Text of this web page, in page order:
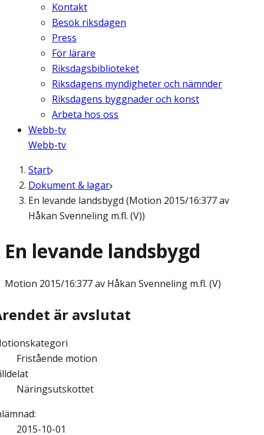
Kontakt
Besök riksdagen
Press
För lärare
Riksdagsbiblioteket
Riksdagens myndigheter och nämnder
Riksdagens byggnader och konst
Arbeta hos oss
Webb-tv
Webb-tv
Start
Dokument & lagar
En levande landsbygd (Motion 2015/16:377 av
Håkan Svenneling m.fl. (V))
En levande landsbygd
Motion 2015/16:377 av Håkan Svenneling m.fl. (V)
är avslutat
Fristående motion
Näringsutskottet
:
2015-10-01